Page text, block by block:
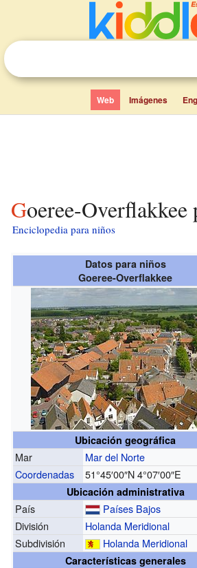
Web Imágenes
Goeree-
Enciclopedia para niños
Datos para niños
Goeree-Overflakkee
Ubicación geográfica
Mar
Mar del Norte
Coordenadas
51°45′00″N4°07′00″E
Ubicación administrativa
País
Países Bajos
División
Holanda Meridional
Subdivisión
Holanda Meridional
Características generales